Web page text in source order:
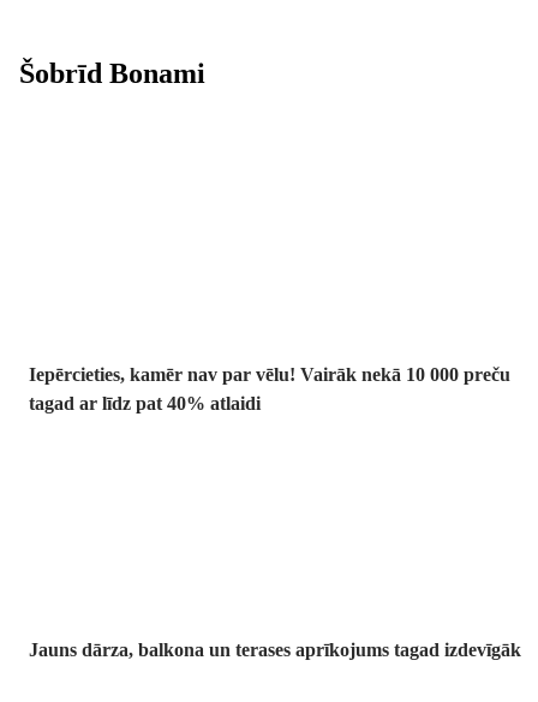
Šobrīd Bonami
Iepērcieties, kamēr nav par vēlu! Vairāk nekā 10 000 preču
tagad ar līdz pat 40% atlaidi
Jauns dārza, balkona un terases aprīkojums tagad izdevīgāk